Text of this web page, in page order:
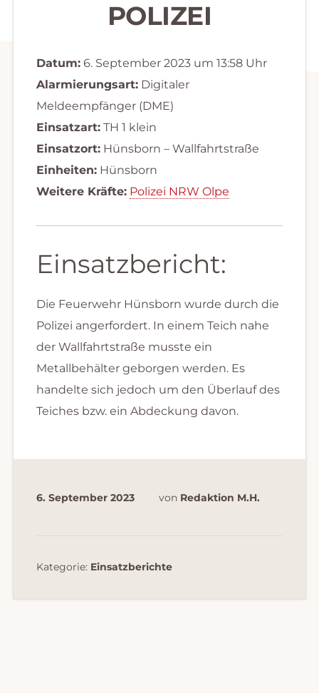
POLIZEI
Datum:6. September 2023 um 13:58 Uhr
Alarmierungsart:Digitaler
Meldeempfänger (DME)
Einsatzart:TH 1 klein
Einsatzort:Hünsborn – Wallfahrtstraße
Einheiten:Hünsborn
Weitere Kräfte: Polizei NRW Olpe
Einsatzbericht:
Die Feuerwehr Hünsborn wurde durch die
Polizei angerfordert. In einem Teich nahe
der Wallfahrtstraße musste ein
Metallbehälter geborgen werden. Es
handelte sich jedoch um den Überlauf des
Teiches bzw. ein Abdeckung davon.
6. September 2023 von Redaktion M.H.
Kategorie: Einsatzberichte